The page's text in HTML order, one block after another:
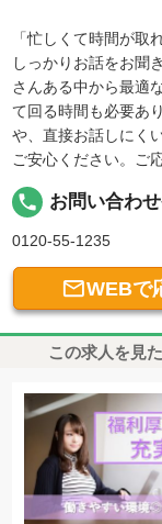
「忙しくて時間が取
しっかりお話をお聞
さんある中から最適
て回る時間も必要あ
や、直接お話しにく
ご安心ください。ご
local_phone お問い合わ
0120-55-1235
WEBで
この求人を見